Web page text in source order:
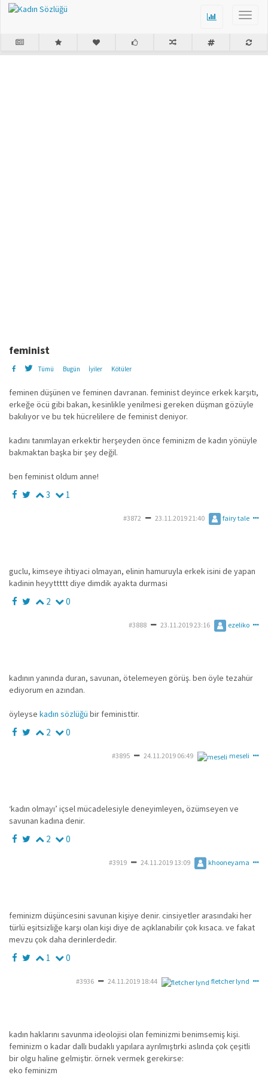
feminist
Tümü Bugün İyiler Kötüler
feminen düşünen ve feminen davranan. feminist deyince erkek karşıtı,
erkeğe öcü gibi bakan, kesinlikle yenilmesi gereken düşman gözüyle
bakılıyor ve bu tek hücrelilere de feminist deniyor.
kadını tanımlayan erkektir herşeyden önce feminizm de kadın yönüyle
bakmaktan başka bir şey değil.
ben feminist oldum anne!
3 1
#3872 23.11.2019 21:40 fairy tale
guclu, kimseye ihtiyaci olmayan, elinin hamuruyla erkek isini de yapan
kadinin heyyttttt diye dimdik ayakta durmasi
2 0
#3888 23.11.2019 23:16 ezeliko
kadının yanında duran, savunan, ötelemeyen görüş. ben öyle tezahür
ediyorum en azından.
öyleyse kadın sözlüğü bir feministtir.
2 0
#3895 24.11.2019 06:49 meseli
‘kadın olmayı’ içsel mücadelesiyle deneyimleyen, özümseyen ve
savunan kadına denir.
2 0
#3919 24.11.2019 13:09 khooneyama
feminizm düşüncesini savunan kişiye denir. cinsiyetler arasındaki her
türlü eşitsizliğe karşı olan kişi diye de açıklanabilir çok kısaca. ve fakat
mevzu çok daha derinlerdedir.
1 0
#3936 24.11.2019 18:44 fletcher lynd
kadın haklarını savunma ideolojisi olan feminizmi benimsemiş kişi.
feminizm o kadar dallı budaklı yapılara ayrılmıştırki aslında çok çeşitli
bir olgu haline gelmiştir. örnek vermek gerekirse:
eko feminizm